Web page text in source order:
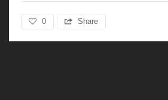
0 Share